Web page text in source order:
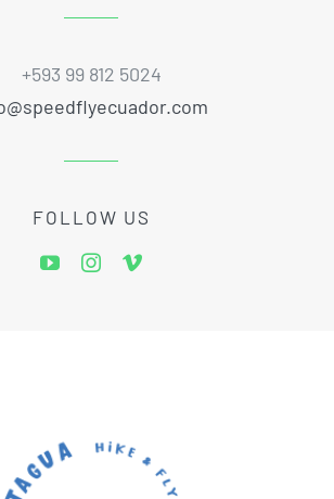
+593 99 812 5024
FOLLOW US